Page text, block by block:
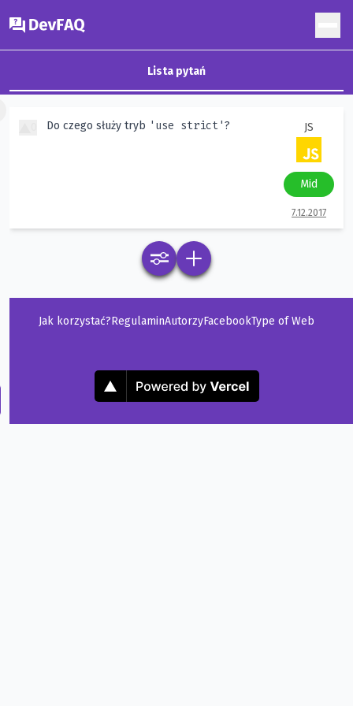
DevFAQ
Lista pytań
Do czego służy tryb 'use strict'? JS
Mid
7.12.2017
Jak korzystać?RegulaminAutorzyFacebookType of Web